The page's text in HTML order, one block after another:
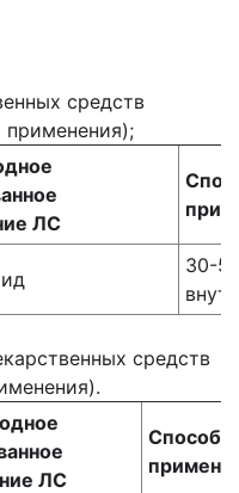
средств
ЛС
30-
средств
ЛС
Способ